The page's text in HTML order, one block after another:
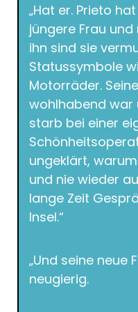
„Hat er. Prieto
jüngere Frau und
ihn sind sie
Statussymbole
Motorräder.
wohlhabend war
starb bei einer
ungeklärt,
und nie wieder
lange Zeit
Insel.“
„Und seine neue
neugierig.